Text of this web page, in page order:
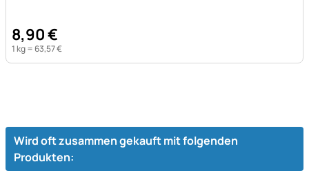
8,90€
1 kg = 63,57€
Wird oft zusammen gekauft mit folgenden
Produkten: